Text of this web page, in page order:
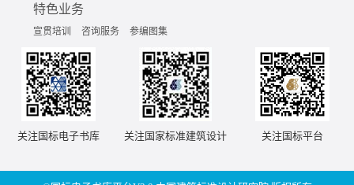
特色业务
宣贯培训 咨询服务 参编图集
关注国标电子书库 关注国家标准建筑设计 关注国标平台